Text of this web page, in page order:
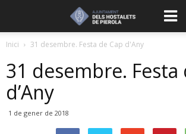
Inici 31 desembre. Festa de Cap d'Any
31 desembre. Festa
d’Any
1 de gener de 2018